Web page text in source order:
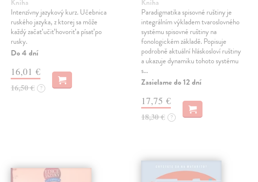
Kniha
Intenzívny jazykový kurz. Učebnica
ruského jazyka, z ktorej sa môže
každý začať učiť hovoriť a písať po
rusky.
Do 4 dní
16,01 €
16,50 € ?
Kniha
Paradigmatika spisovné ruštiny je
integrálním výkladem tvaroslovného
systému spisovné ruštiny na
fonologickém základě. Popisuje
podrobně aktuální hláskosloví ruštiny
a ukazuje dynamiku tohoto systému
s…
Zasielame do 12 dní
17,75 €
18,30 € ?